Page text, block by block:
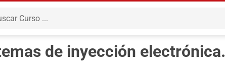
de inyección electrónica.